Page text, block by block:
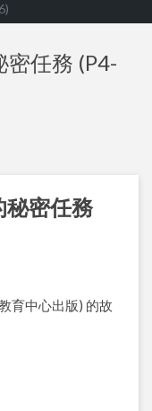
密任務 (P4-
秘密任務
育中心出版) 的故